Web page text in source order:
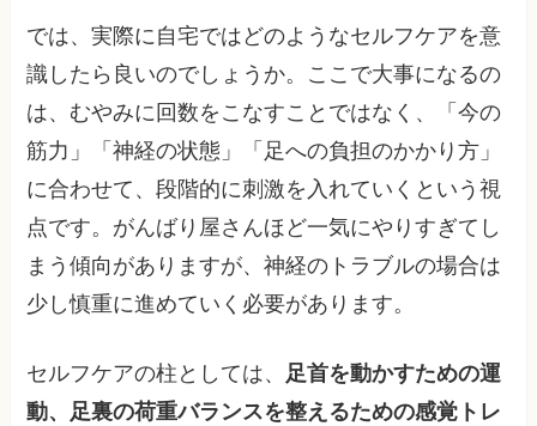
では、実際に自宅ではどのようなセルフケアを意
識したら良いのでしょうか。ここで大事になるの
は、むやみに回数をこなすことではなく、「今の
筋力」「神経の状態」「足への負担のかかり方」
に合わせて、段階的に刺激を入れていくという視
点です。がんばり屋さんほど一気にやりすぎてし
まう傾向がありますが、神経のトラブルの場合は
少し慎重に進めていく必要があります。
セルフケアの柱としては、 足首を動かすための運
動、足裏の荷重バランスを整えるための感覚トレ